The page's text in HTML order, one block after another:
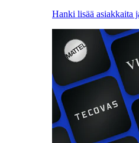
Hanki lisää asiakkaita